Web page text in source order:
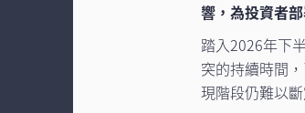
響，為投資者
踏入2026年下
突的持續時間
現階段仍難以斷